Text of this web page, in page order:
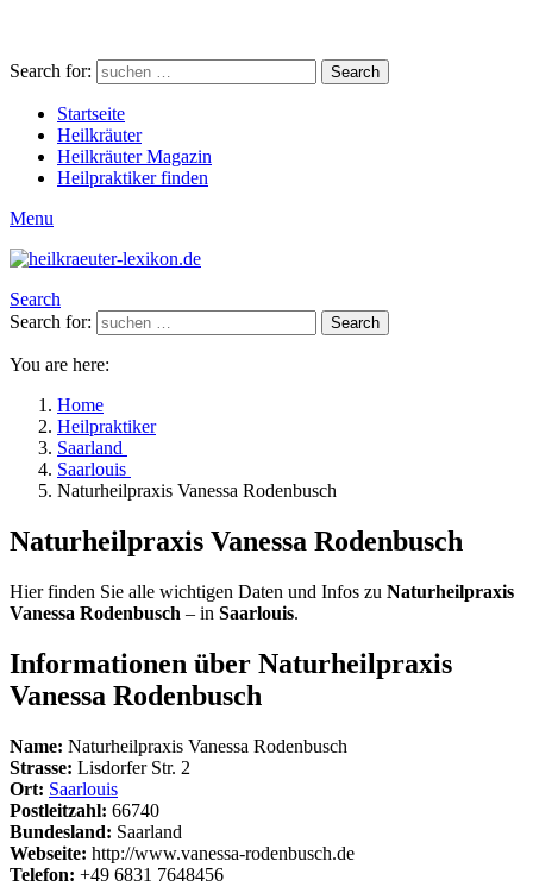
Search for: Search
Startseite
Heilkräuter
Heilkräuter Magazin
Heilpraktiker finden
Menu
Search
Search for:
Search
You are here:
Home
Heilpraktiker
Saarland
Saarlouis
Naturheilpraxis Vanessa Rodenbusch
Naturheilpraxis Vanessa Rodenbusch
Hier finden Sie alle wichtigen Daten und Infos zu Naturheilpraxis
Vanessa Rodenbusch – in Saarlouis.
Informationen über Naturheilpraxis
Vanessa Rodenbusch
Name: Naturheilpraxis Vanessa Rodenbusch
Strasse: Lisdorfer Str. 2
Ort: Saarlouis
Postleitzahl: 66740
Bundesland: Saarland
Webseite: http://www.vanessa-rodenbusch.de
Telefon: +49 6831 7648456